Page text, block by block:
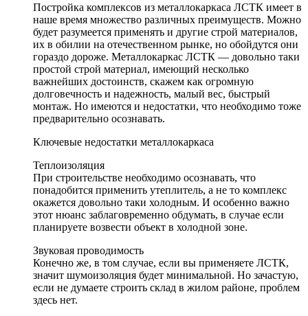
Постройка комплексов из металлокаркаса ЛСТК имеет в
наше время множество различных преимуществ. Можно
будет разумеется применять и другие строй материалов,
их в обилии на отечественном рынке, но обойдутся они
гораздо дороже. Металлокаркас ЛСТК — довольно таки
простой строй материал, имеющий несколько
важнейших достоинств, скажем как огромную
долговечность и надежность, малый вес, быстрый
монтаж. Но имеются и недостатки, что необходимо тоже
предварительно осознавать.
Ключевые недостатки металлокаркаса
Теплоизоляция
При строительстве необходимо осознавать, что
понадобится применить утеплитель, а не то комплекс
окажется довольно таки холодным. И особенно важно
этот нюанс заблаговременно обдумать, в случае если
планируете возвести объект в холодной зоне.
Звуковая проводимость
Конечно же, в том случае, если вы применяете ЛСТК,
значит шумоизоляция будет минимальной. Но зачастую,
если не думаете строить склад в жилом районе, проблем
здесь нет.